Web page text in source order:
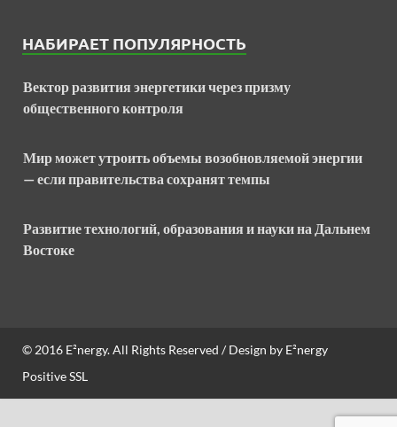
НАБИРАЕТ ПОПУЛЯРНОСТЬ
Вектор развития энергетики через призму
общественного контроля
Мир может утроить объемы возобновляемой энергии
— если правительства сохранят темпы
Развитие технологий, образования и науки на Дальнем
Востоке
© 2016 E²nergy. All Rights Reserved / Design by E²nergy
Positive SSL